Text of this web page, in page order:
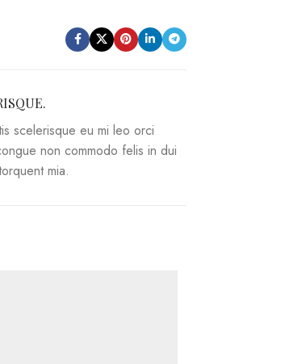
scelerisque eu mi leo orci
non commodo felis in dui
mia.